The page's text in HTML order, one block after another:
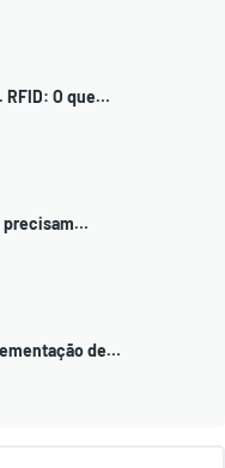
RFID: O que…
precisam…
de…